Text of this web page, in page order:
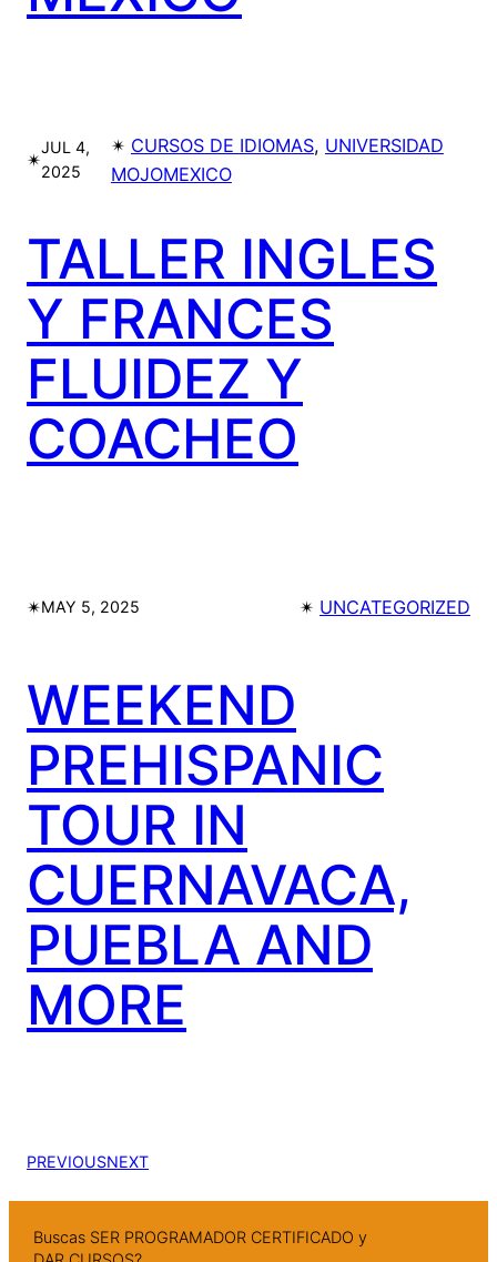
✴︎
JUL 4,
2025
✴︎ CURSOS DE IDIOMAS, UNIVERSIDAD
MOJOMEXICO
TALLER INGLES
Y FRANCES
FLUIDEZ Y
COACHEO
✴︎MAY 5, 2025 ✴︎ UNCATEGORIZED
WEEKEND
PREHISPANIC
TOUR IN
CUERNAVACA,
PUEBLA AND
MORE
PREVIOUSNEXT
Buscas SER PROGRAMADOR CERTIFICADO y